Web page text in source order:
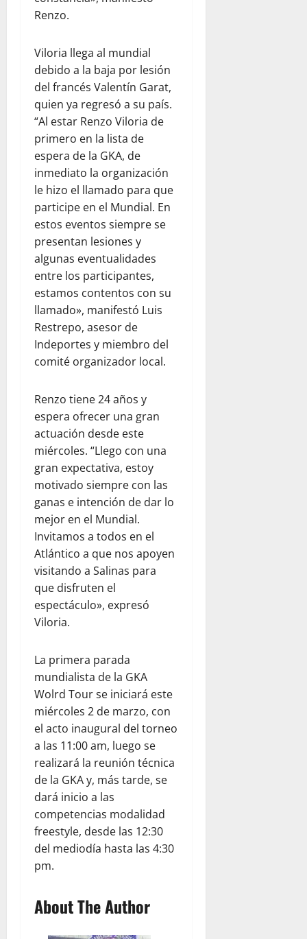
Renzo.
Viloria llega al mundial
debido a la baja por lesión
del francés Valentín Garat,
quien ya regresó a su país.
“Al estar Renzo Viloria de
primero en la lista de
espera de la GKA, de
inmediato la organización
le hizo el llamado para que
participe en el Mundial. En
estos eventos siempre se
presentan lesiones y
algunas eventualidades
entre los participantes,
estamos contentos con su
llamado», manifestó Luis
Restrepo, asesor de
Indeportes y miembro del
comité organizador local.
Renzo tiene 24 años y
espera ofrecer una gran
actuación desde este
miércoles. “Llego con una
gran expectativa, estoy
motivado siempre con las
ganas e intención de dar lo
mejor en el Mundial.
Invitamos a todos en el
Atlántico a que nos apoyen
visitando a Salinas para
que disfruten el
espectáculo», expresó
Viloria.
La primera parada
mundialista de la GKA
Wolrd Tour se iniciará este
miércoles 2 de marzo, con
el acto inaugural del torneo
a las 11:00 am, luego se
realizará la reunión técnica
de la GKA y, más tarde, se
dará inicio a las
competencias modalidad
freestyle, desde las 12:30
del mediodía hasta las 4:30
pm.
About The Author